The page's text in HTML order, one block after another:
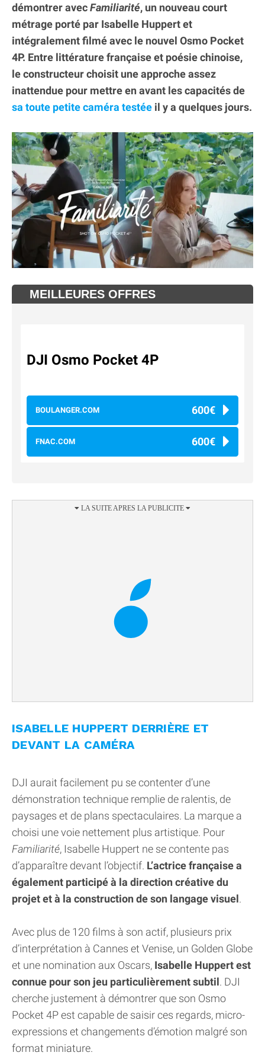
démontrer avecFamiliarité, un nouveau court
métrage porté par Isabelle Huppert et
intégralement filmé avec le nouvel Osmo Pocket
4P. Entre littérature française et poésie chinoise,
le constructeur choisit une approche assez
inattendue pour mettre en avant les capacités de
sa toute petite caméra testée il y a quelques jours.
MEILLEURES OFFRES
DJI Osmo Pocket 4P
BOULANGER.COM 600€
FNAC.COM 600€
ISABELLE HUPPERT DERRIÈRE ET
DEVANT LA CAMÉRA
DJI aurait facilement pu se contenter d’une
démonstration technique remplie de ralentis, de
paysages et de plans spectaculaires. La marque a
choisi une voie nettement plus artistique. Pour
Familiarité, Isabelle Huppert ne se contente pas
d’apparaître devant l’objectif. L’actrice française a
également participé à la direction créative du
projet et à la construction de son langage visuel.
Avec plus de 120 films à son actif, plusieurs prix
d’interprétation à Cannes et Venise, un Golden Globe
et une nomination aux Oscars, Isabelle Huppert est
connue pour son jeu particulièrement subtil. DJI
cherche justement à démontrer que son Osmo
Pocket 4P est capable de saisir ces regards, micro-
expressions et changements d’émotion malgré son
format miniature.